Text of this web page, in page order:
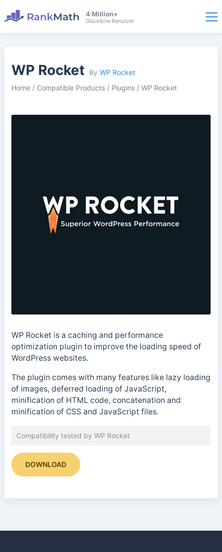
4 Million+
Glückliche Benutzer
WP Rocket By WP Rocket
Home/ Compatible Products/ Plugins/ WP Rocket
WP Rocket is a caching and performance
optimization plugin to improve the loading speed of
WordPress websites.
The plugin comes with many features like lazy loading
of images, deferred loading of JavaScript,
minification of HTML code, concatenation and
minification of CSS and JavaScript files.
Compatibility tested by WP Rocket
DOWNLOAD